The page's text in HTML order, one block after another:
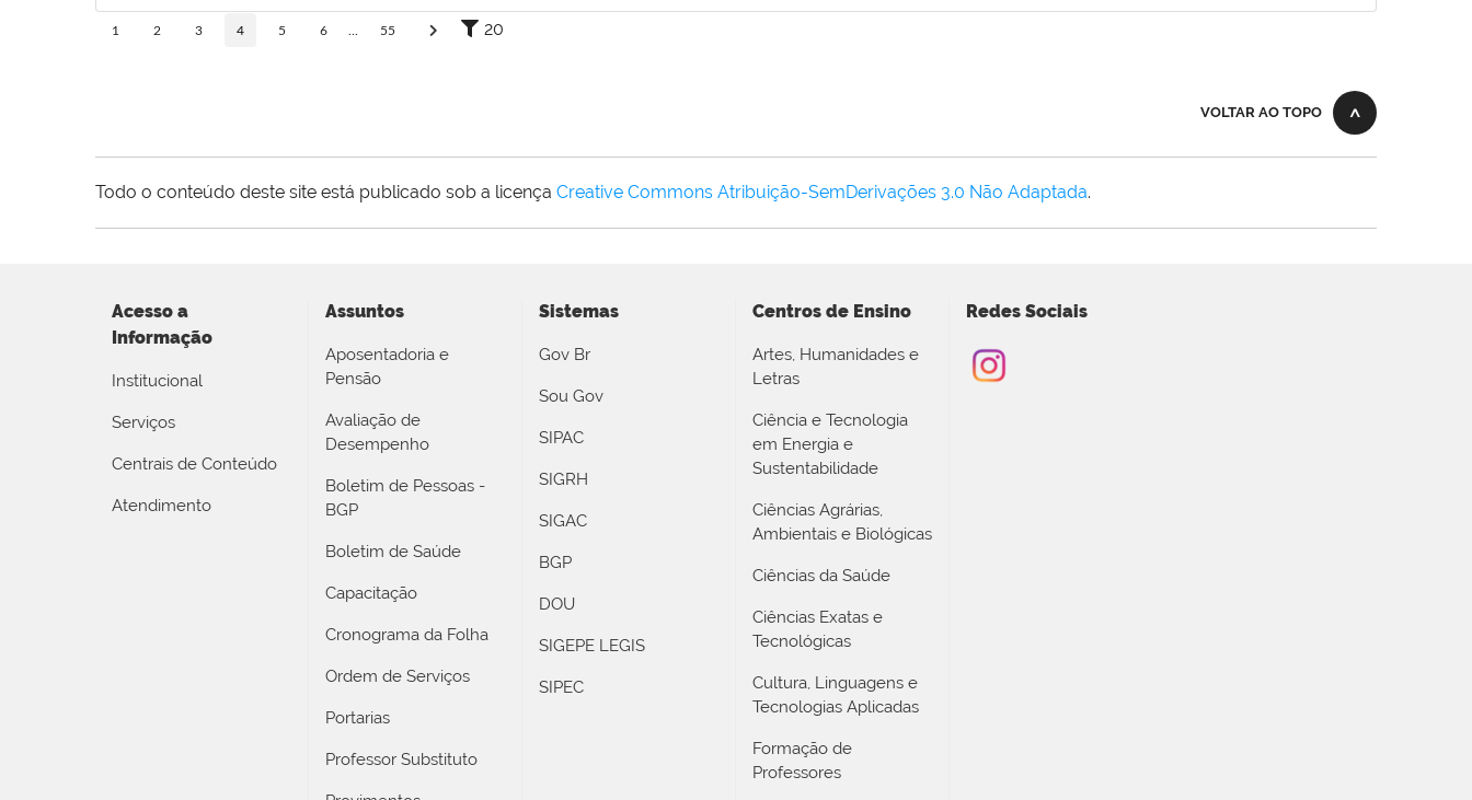
1 2 3 4 5 6 55 20
VOLTAR AO TOPO
Todo o conteúdo deste site está publicado sob a licença Creative Commons Atribuição-SemDerivações 3.0 Não Adaptada.
Acesso a
Informação
Institucional
Serviços
Centrais de Conteúdo
Atendimento
Assuntos
Aposentadoria e
Pensão
Avaliação de
Desempenho
Boletim de Pessoas -
BGP
Boletim de Saúde
Capacitação
Cronograma da Folha
Ordem de Serviços
Portarias
Professor Substituto
Sistemas
Gov Br
Sou Gov
SIPAC
SIGRH
SIGAC
BGP
DOU
SIGEPE LEGIS
SIPEC
Centros de Ensino
Artes, Humanidades e
Letras
Ciência e Tecnologia
em Energia e
Sustentabilidade
Ciências Agrárias,
Ambientais e Biológicas
Ciências da Saúde
Ciências Exatas e
Tecnológicas
Cultura, Linguagens e
Tecnologias Aplicadas
Formação de
Professores
Redes Sociais